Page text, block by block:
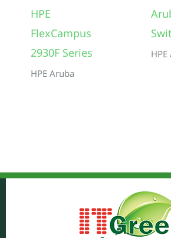
HPE
FlexCampus
2930F Series
HPE Aruba